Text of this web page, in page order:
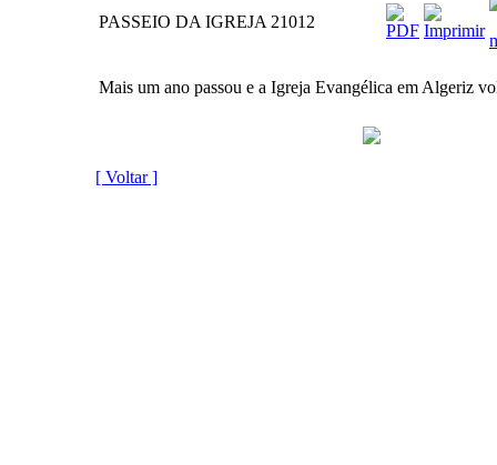
PASSEIO DA IGREJA 21012
Mais um ano passou e a Igreja Evangélica em Algeriz
[ Voltar ]